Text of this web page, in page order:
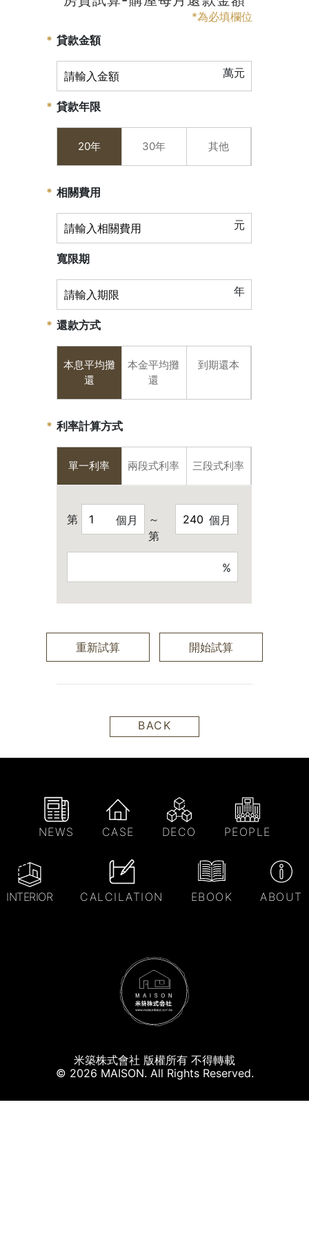
*為必填欄位
貸款金額
萬元
貸款年限
20年 30年 其他
相關費用
元
寬限期
年
還款方式
本息平均攤
還
本金平均攤
還
到期還本
利率計算方式
單一利率 兩段式利率 三段式利率
第 個月
～
第
個月
%
重新試算 開始試算
BACK
NEWS CASE DECO PEOPLE
INTERIOR CALCILATION EBOOK ABOUT
米築株式會社 版權所有 不得轉載
© 2026 MAISON. All Rights Reserved.